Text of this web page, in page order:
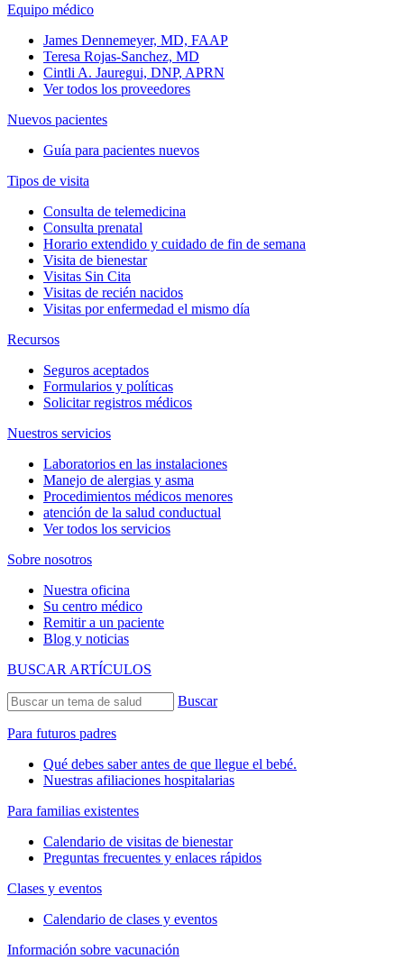
Equipo médico
James Dennemeyer, MD, FAAP
Teresa Rojas-Sanchez, MD
Cintli A. Jauregui, DNP, APRN
Ver todos los proveedores
Nuevos pacientes
Guía para pacientes nuevos
Tipos de visita
Consulta de telemedicina
Consulta prenatal
Horario extendido y cuidado de fin de semana
Visita de bienestar
Visitas Sin Cita
Visitas de recién nacidos
Visitas por enfermedad el mismo día
Recursos
Seguros aceptados
Formularios y políticas
Solicitar registros médicos
Nuestros servicios
Laboratorios en las instalaciones
Manejo de alergias y asma
Procedimientos médicos menores
atención de la salud conductual
Ver todos los servicios
Sobre nosotros
Nuestra oficina
Su centro médico
Remitir a un paciente
Blog y noticias
BUSCAR ARTÍCULOS
Buscar
Para futuros padres
Qué debes saber antes de que llegue el bebé.
Nuestras afiliaciones hospitalarias
Para familias existentes
Calendario de visitas de bienestar
Preguntas frecuentes y enlaces rápidos
Clases y eventos
Calendario de clases y eventos
Información sobre vacunación